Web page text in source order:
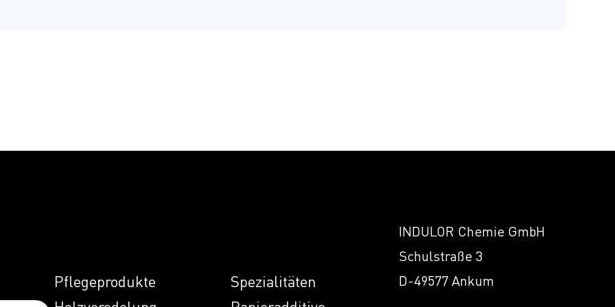
Pflegeprodukte
Spezialitäten
INDULOR Chemie GmbH
Schulstraße 3
D-49577 Ankum